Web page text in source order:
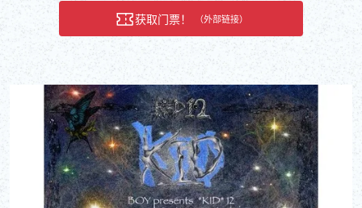
获取门票！
（外部链接）